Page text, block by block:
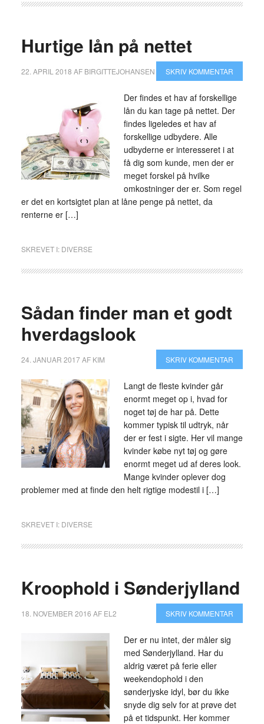
Hurtige lån på nettet
22. APRIL 2018 AF BIRGITTEJOHANSEN SKRIV KOMMENTAR
Der findes et hav af forskellige
lån du kan tage på nettet. Der
findes ligeledes et hav af
forskellige udbydere. Alle
udbyderne er interesseret i at
få dig som kunde, men der er
meget forskel på hvilke
omkostninger der er. Som regel
er det en kortsigtet plan at låne penge på nettet, da
renterne er […]
SKREVET I: DIVERSE
Sådan finder man et godt
hverdagslook
24. JANUAR 2017AF KIM SKRIV KOMMENTAR
Langt de fleste kvinder går
enormt meget op i, hvad for
noget tøj de har på. Dette
kommer typisk til udtryk, når
der er fest i sigte. Her vil mange
kvinder købe nyt tøj og gøre
enormt meget ud af deres look.
Mange kvinder oplever dog
problemer med at finde den helt rigtige modestil i […]
SKREVET I: DIVERSE
Kroophold i Sønderjylland
18. NOVEMBER 2016 AF EL2 SKRIV KOMMENTAR
Der er nu intet, der måler sig
med Sønderjylland. Har du
aldrig været på ferie eller
weekendophold i den
sønderjyske idyl, bør du ikke
snyde dig selv for at prøve det
på et tidspunkt. Her kommer